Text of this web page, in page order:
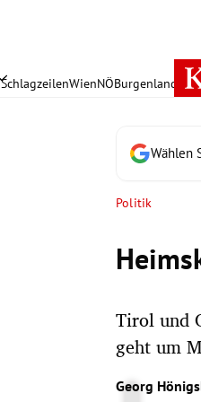
SchlagzeilenWienNÖBurgenland
Wählen
Politik
Tirol und
geht um
Georg